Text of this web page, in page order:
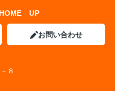
UP
お問い合わせ
８